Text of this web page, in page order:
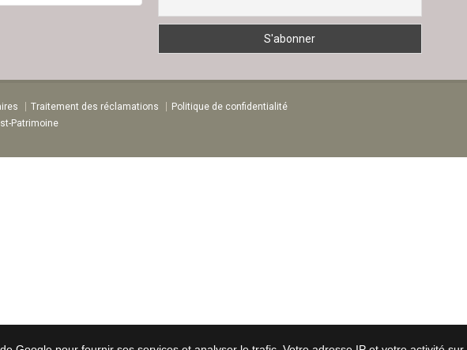
Traitement des réclamations
Politique de confidentialité
Patrimoine